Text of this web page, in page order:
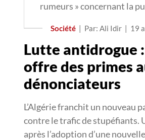
rumeurs » concernant la
Société | Par: Ali Idir | 19
Lutte antidrogue :
offre des primes
dénonciateurs
L’Algérie franchit un nouveau
contre le trafic de stupéfiants.
après l’adoption d’une